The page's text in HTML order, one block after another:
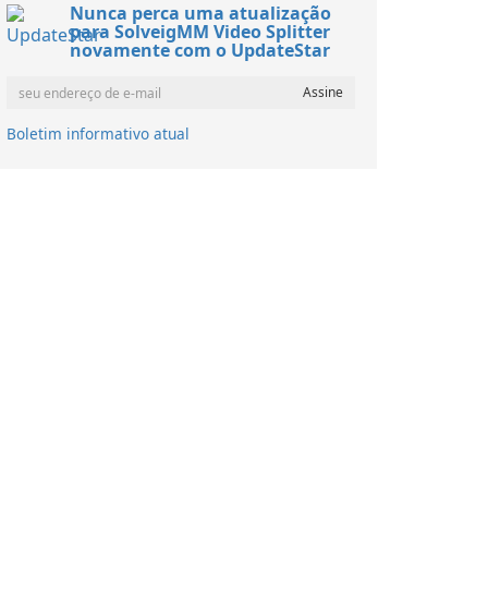
Nunca perca uma atualização
para SolveigMM Video Splitter
novamente com o UpdateStar
Boletim informativo atual